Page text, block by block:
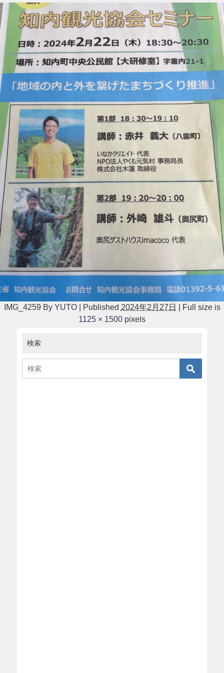
IMG_4259 By YUTO Published 2024年2月27日
Full size is
1125 × 1500 pixels
検索